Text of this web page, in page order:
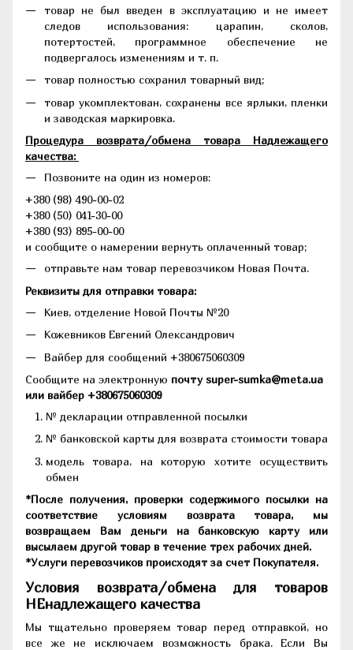
товар не был введен в эксплуатацию и не имеет
следов использования: царапин, сколов,
потертостей, программное обеспечение не
подвергалось изменениям и т. п.
товар полностью сохранил товарный вид;
товар укомплектован, сохранены все ярлыки, пленки
и заводская маркировка.
Процедура возврата/обмена товара Надлежащего
качества:
Позвоните на один из номеров:
+380 (98) 490-00-02
+380 (50) 041-30-00
+380 (93) 895-00-00
и сообщите о намерении вернуть оплаченный товар;
отправьте нам товар перевозчиком Новая Почта.
Реквизиты для отправки товара:
Киев, отделение Новой Почты №20
Кожевников Евгений Олександрович
Вайбер для сообщений +380675060309
Сообщите на электронную почту super-sumka@meta.ua
или вайбер +380675060309
№ декларации отправленной посылки
№ банковской карты для возврата стоимости товара
модель товара, на которую хотите осуществить
обмен
*После получения, проверки содержимого посылки на
соответствие условиям возврата товара, мы
возвращаем Вам деньги на банковскую карту или
высылаем другой товар в течение трех рабочих дней.
*Услуги перевозчиков происходят за счет Покупателя.
Условия возврата/обмена для товаров
НЕнадлежащего качества
Мы тщательно проверяем товар перед отправкой, но
все же не исключаем возможность брака. Если Вы